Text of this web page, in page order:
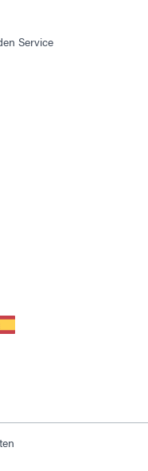
Service